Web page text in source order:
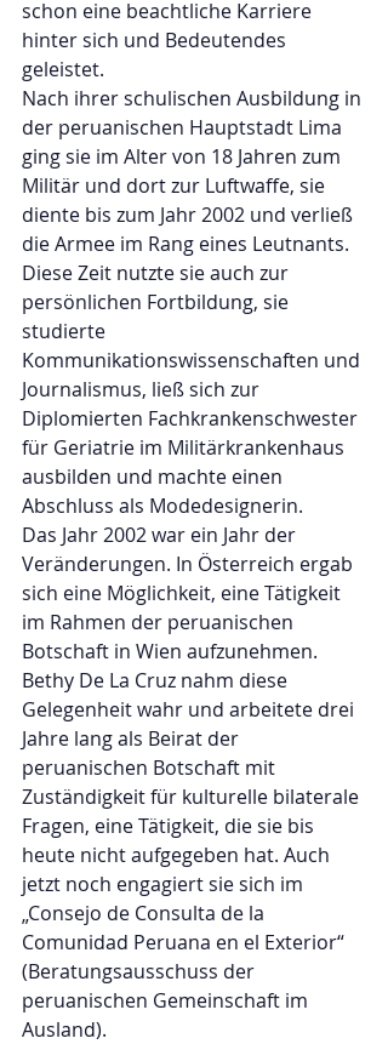
schon eine beachtliche Karriere
hinter sich und Bedeutendes
geleistet.
Nach ihrer schulischen Ausbildung in
der peruanischen Hauptstadt Lima
ging sie im Alter von 18 Jahren zum
Militär und dort zur Luftwaffe, sie
diente bis zum Jahr 2002 und verließ
die Armee im Rang eines Leutnants.
Diese Zeit nutzte sie auch zur
persönlichen Fortbildung, sie
studierte
Kommunikationswissenschaften und
Journalismus, ließ sich zur
Diplomierten Fachkrankenschwester
für Geriatrie im Militärkrankenhaus
ausbilden und machte einen
Abschluss als Modedesignerin.
Das Jahr 2002 war ein Jahr der
Veränderungen. In Österreich ergab
sich eine Möglichkeit, eine Tätigkeit
im Rahmen der peruanischen
Botschaft in Wien aufzunehmen.
Bethy De La Cruz nahm diese
Gelegenheit wahr und arbeitete drei
Jahre lang als Beirat der
peruanischen Botschaft mit
Zuständigkeit für kulturelle bilaterale
Fragen, eine Tätigkeit, die sie bis
heute nicht aufgegeben hat. Auch
jetzt noch engagiert sie sich im
„Consejo de Consulta de la
Comunidad Peruana en el Exterior“
(Beratungsausschuss der
peruanischen Gemeinschaft im
Ausland).